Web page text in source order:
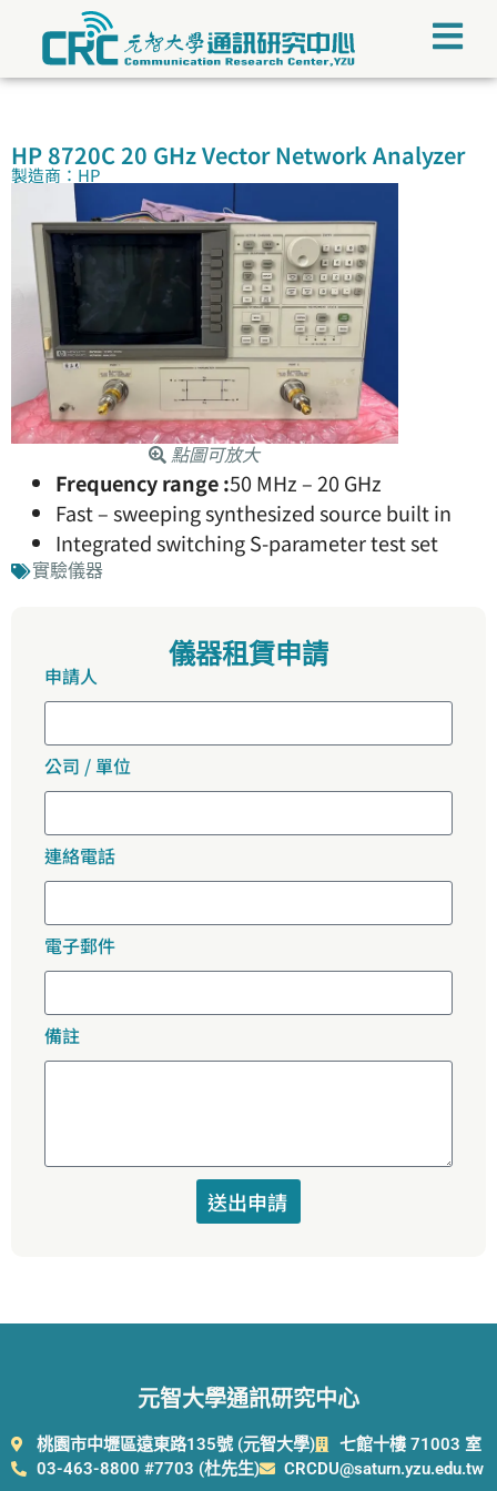
HP 8720C 20 GHz Vector Network Analyzer
製造商：HP
點圖可放大
Frequency range :50 MHz – 20 GHz
Fast – sweeping synthesized source built in
Integrated switching S-parameter test set
實驗儀器
儀器租賃申請
申請人
公司 / 單位
連絡電話
電子郵件
備註
送出申請
元智大學通訊研究中心
桃園市中壢區遠東路135號 (元智大學)
七館十樓 71003 室
03-463-8800 #7703 (杜先生)
CRCDU@saturn.yzu.edu.tw